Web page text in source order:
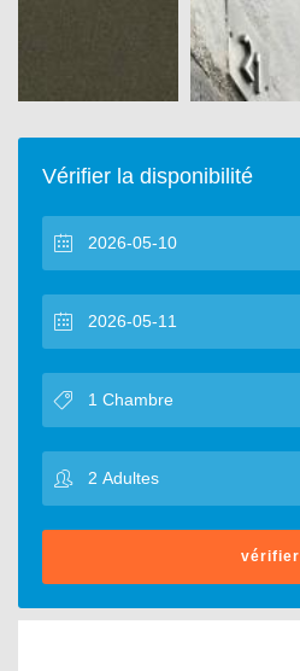
Vérifier la disponibilité
vérifier